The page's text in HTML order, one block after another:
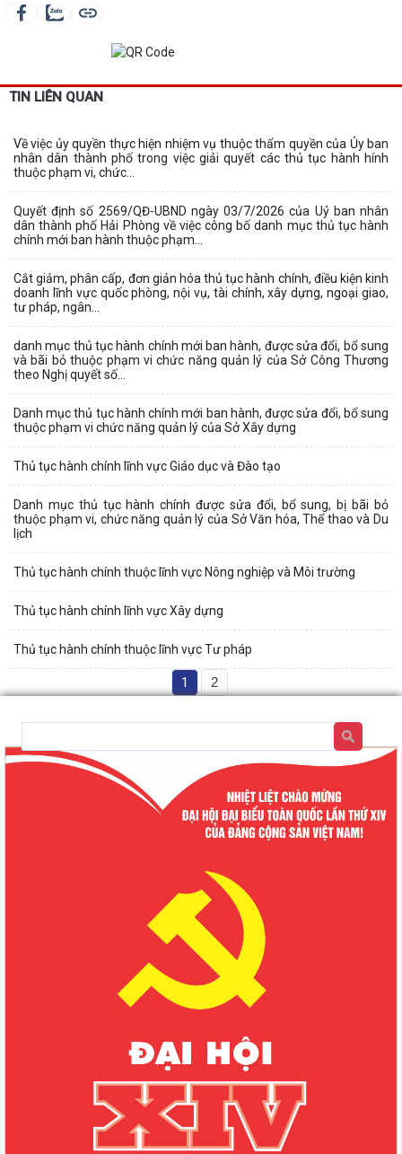
TIN LIÊN QUAN
Về việc ủy quyền thực hiện nhiệm vụ thuộc thẩm quyền của Ủy ban
nhân dân thành phố trong việc giải quyết các thủ tục hành hính
thuộc phạm vi, chức...
Quyết định số 2569/QĐ-UBND ngày 03/7/2026 của Uỷ ban nhân
dân thành phố Hải Phòng về việc công bố danh mục thủ tục hành
chính mới ban hành thuộc phạm...
Cắt giảm, phân cấp, đơn giản hóa thủ tục hành chính, điều kiện kinh
doanh lĩnh vực quốc phòng, nội vụ, tài chính, xây dựng, ngoại giao,
tư pháp, ngân...
danh mục thủ tục hành chính mới ban hành, được sửa đổi, bổ sung
và bãi bỏ thuộc phạm vi chức năng quản lý của Sở Công Thương
theo Nghị quyết số...
Danh mục thủ tục hành chính mới ban hành, được sửa đổi, bổ sung
thuộc phạm vi chức năng quản lý của Sở Xây dựng
Thủ tục hành chính lĩnh vực Giáo dục và Đào tạo
Danh mục thủ tục hành chính được sửa đổi, bổ sung, bị bãi bỏ
thuộc phạm vi, chức năng quản lý của Sở Văn hóa, Thể thao và Du
lịch
Thủ tục hành chính thuộc lĩnh vực Nông nghiệp và Môi trường
Thủ tục hành chính lĩnh vực Xây dựng
Thủ tục hành chính thuộc lĩnh vực Tư pháp
1 2